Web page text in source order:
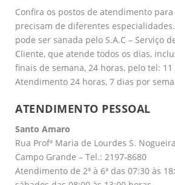
Confira os postos de atendimento para
precisam de diferentes
pode ser sanada pelo S.A.C – Serviço
Cliente, que atende todos os dias,
finais de semana, 24 horas, pelo tel: 11
Atendimento 24 horas, 7 dias por
ATENDIMENTO PESSOAL
Santo Amaro
Rua Profª Maria de Lourdes S.
Campo Grande – Tel.: 2197-8680
Atendimento de 2ª à 6ª das 07:30 às